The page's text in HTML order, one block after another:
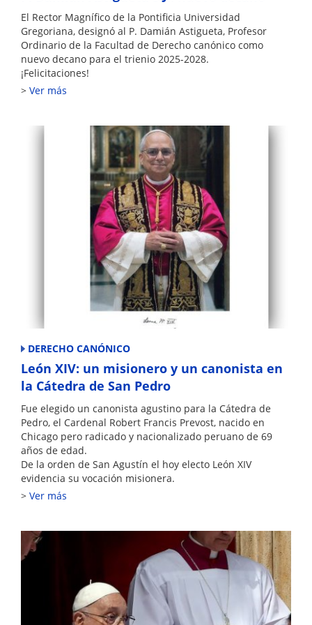
El Rector Magnífico de la Pontificia Universidad
Gregoriana, designó al P. Damián Astigueta, Profesor
Ordinario de la Facultad de Derecho canónico como
nuevo decano para el trienio 2025-2028.
¡Felicitaciones!
Ver más
DERECHO CANÓNICO
León XIV: un misionero y un canonista en
la Cátedra de San Pedro
Fue elegido un canonista agustino para la Cátedra de
Pedro, el Cardenal Robert Francis Prevost, nacido en
Chicago pero radicado y nacionalizado peruano de 69
años de edad.
De la orden de San Agustín el hoy electo León XIV
evidencia su vocación misionera.
Ver más